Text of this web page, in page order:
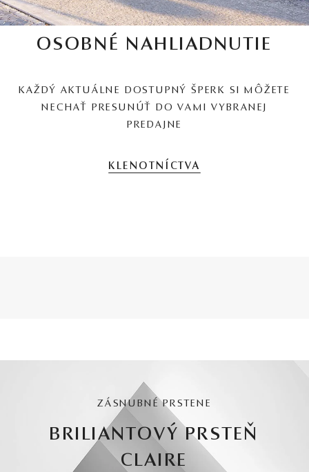
OSOBNÉ NAHLIADNUTIE
KAŽDÝ AKTUÁLNE DOSTUPNÝ ŠPERK SI MÔŽETE
NECHAŤ PRESUNÚŤ DO VAMI VYBRANEJ
PREDAJNE
KLENOTNÍCTVA
ZÁSNUBNÉ PRSTENE
BRILIANTOVÝ PRSTEŇ
CLAIRE